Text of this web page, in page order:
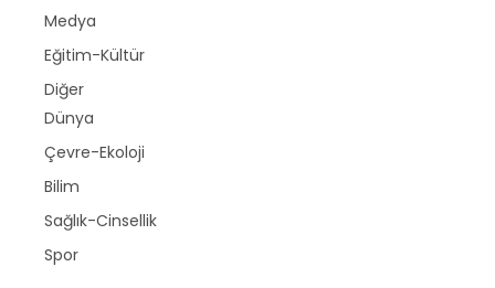
Medya
Eğitim-Kültür
Diğer
Dünya
Çevre-Ekoloji
Bilim
Sağlık-Cinsellik
Spor